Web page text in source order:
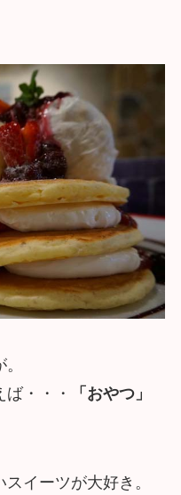
・・・
「おやつ」
イーツが大好き。